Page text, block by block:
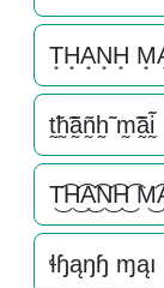
T͙H͙A͙N͙H͙
t̰̃h̰̃ã̰ñ̰h̰̃ m̰̃ã̰ḭ̃
T͜͡H͜͡A͜͡N͜͡H͜͡
ɬɧąŋɧ ɱąı